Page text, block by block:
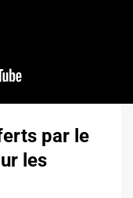
par le
les